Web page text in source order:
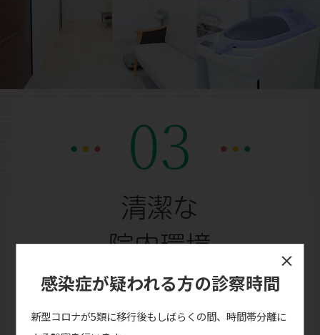
感染症が疑われる方の診察時間
新型コロナが5類に移行後もしばらくの間、時間帯分離に
03
清潔な
院内環境
院内の清掃はもちろん、
検査に使用したものは全て